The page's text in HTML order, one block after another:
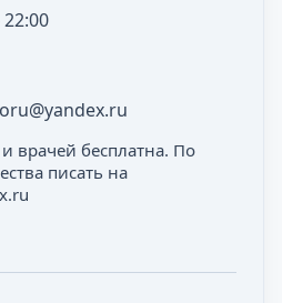
22:00
врачей бесплатна. По
писать на